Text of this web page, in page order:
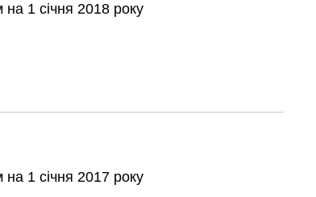
на 1 січня 2018 року
на 1 січня 2017 року